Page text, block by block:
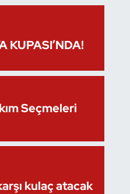
KUPASI’NDA!
Seçmeleri
kulaç atacak